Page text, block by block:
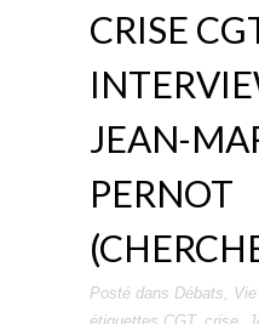
CRISE
JEAN-
PERNOT
Posté dans Débats,